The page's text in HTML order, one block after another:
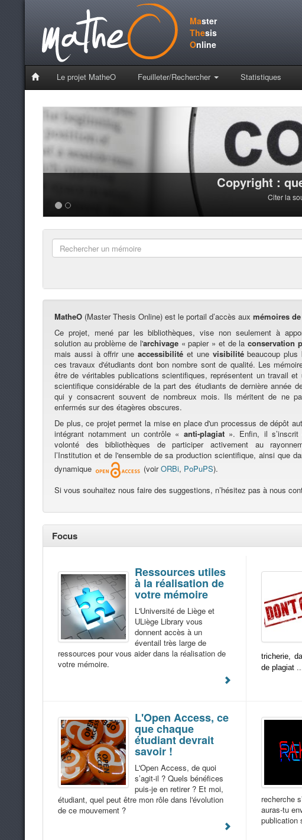
Master
Thesis
Online
Le projet MatheO Feuilleter/Rechercher Statistiques
Copyright :
Citer la
MatheO (Master Thesis Online) est le portail d’accès aux mémoires
Ce projet, mené par les bibliothèques, vise non seulement à
solution au problème de l'archivage« papier » et de laconservation
mais aussi à offrir uneaccessibilité et une visibilitébeaucoup plus
ces travaux d'étudiants dont bon nombre sont de qualité. Les
être de véritables publications scientifiques, représentent un travail et
scientifique considérable de la part des étudiants de dernière année
qui y consacrent souvent de nombreux mois. Ils méritent de ne
enfermés sur des étagères obscures.
De plus, ce projet permet la mise en place d'un processus de dépôt
intégrant notamment un contrôle « anti-plagiat». Enfin, il s’inscrit
volonté des bibliothèques de participer activement au
l’Institution et de l'ensemble de sa production scientifique, ainsi que
dynamique
(voirORBi, PoPuPS).
Si vous souhaitez nous faire des suggestions, n’hésitez pas à nous
Focus
Ressources utiles
à la réalisation de
votre mémoire
L'Université de Liège et
ULiège Library vous
donnent accès à un
éventail très large de
ressources pour vous aider dans la réalisation de
votre mémoire.
tricherie,
de plagiat
L'Open Access, ce
que chaque
étudiant devrait
savoir !
L'Open Access, de quoi
s’agit-il ? Quels bénéfices
puis-je en retirer ? Et moi,
étudiant, quel peut être mon rôle dans l'évolution
de ce mouvement ?
recherche
auras-tu
publication